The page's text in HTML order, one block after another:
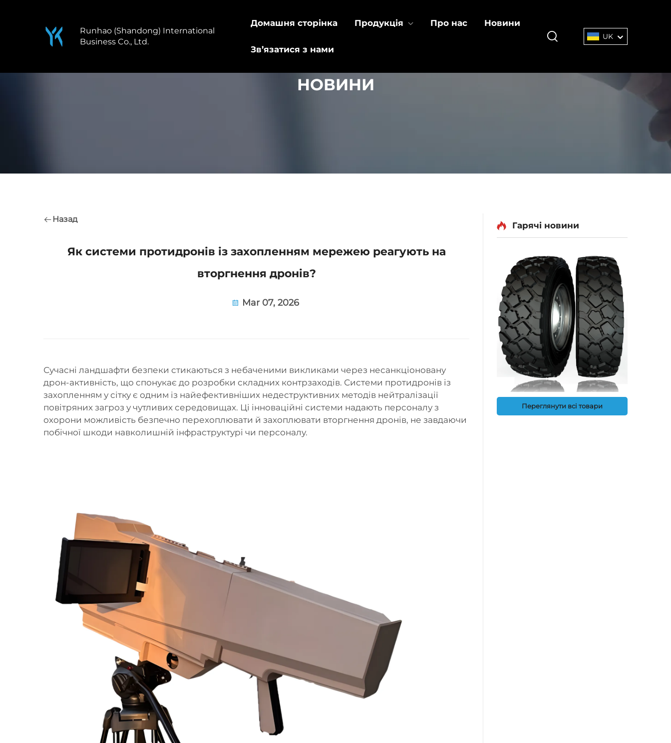
Runhao (Shandong) International
Business Co., Ltd.
Домашня сторінка Продукція Про нас Новини
Зв’язатися з нами
UK
НОВИНИ
Назад
Як системи протидронів із захопленням мережею реагують на
вторгнення дронів?
Mar 07, 2026
Сучасні ландшафти безпеки стикаються з небаченими викликами через несанкціоновану
дрон-активність, що спонукає до розробки складних контрзаходів. Системи протидронів із
захопленням у сітку є одним із найефективніших недеструктивних методів нейтралізації
повітряних загроз у чутливих середовищах. Ці інноваційні системи надають персоналу з
охорони можливість безпечно перехоплювати й захоплювати вторгнення дронів, не завдаючи
побічної шкоди навколишній інфраструктурі чи персоналу.
Гарячі новини
Переглянути всі товари